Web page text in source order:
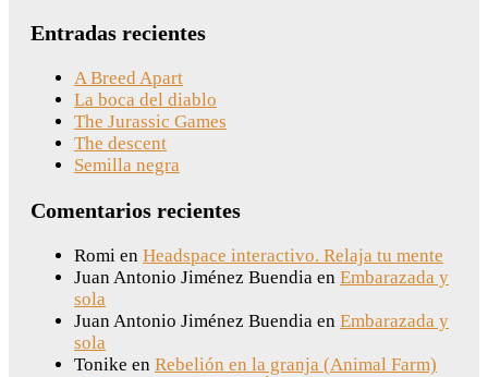
Entradas recientes
A Breed Apart
La boca del diablo
The Jurassic Games
The descent
Semilla negra
Comentarios recientes
Romi en Headspace interactivo. Relaja tu mente
Juan Antonio Jiménez Buendia en Embarazada y
sola
Juan Antonio Jiménez Buendia en Embarazada y
sola
Tonike en Rebelión en la granja (Animal Farm)